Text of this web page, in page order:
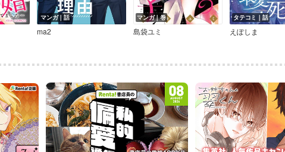
マンガ｜話
ma2
マンガ｜巻
島袋ユミ
タテコミ｜話
えぽしま